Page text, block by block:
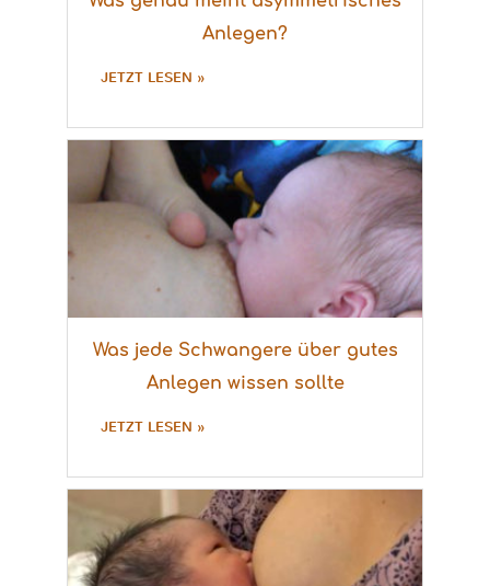
Anlegen?
JETZT LESEN »
Was jede Schwangere über gutes
Anlegen wissen sollte
JETZT LESEN »